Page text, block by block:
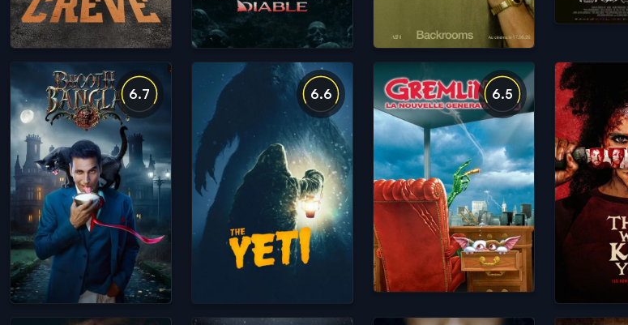
6.7 6.6 6.5